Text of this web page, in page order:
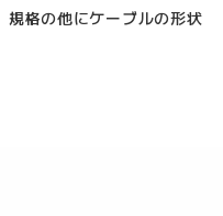
格の他にケーブルの形状